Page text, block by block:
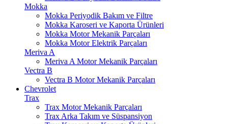
Mokka
Mokka Periyodik Bakım ve Filtre
Mokka Karoseri ve Kaporta Ürünleri
Mokka Motor Mekanik Parçaları
Mokka Motor Elektrik Parçaları
Meriva A
Meriva A Motor Mekanik Parçaları
Vectra B
Vectra B Motor Mekanik Parçaları
Chevrolet
Trax
Trax Motor Mekanik Parçaları
Trax Arka Takım ve Süspansiyon